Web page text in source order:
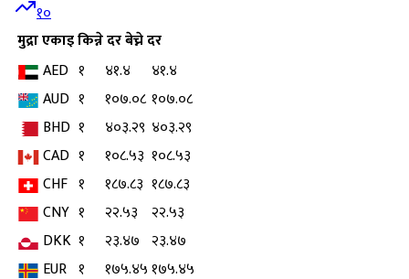
१०
मुद्राएकाइकिन्ने दरबेच्ने दर
AED १ ४१.४
४१.४
AUD १ १०७.०८ १०७.०८
BHD १ ४०३.२९ ४०३.२९
CAD १ १०८.५३ १०८.५३
CHF १ १८७.८३ १८७.८३
CNY १ २२.५३
२२.५३
DKK १ २३.४७ २३.४७
EUR १ १७५.४५१७५.४५